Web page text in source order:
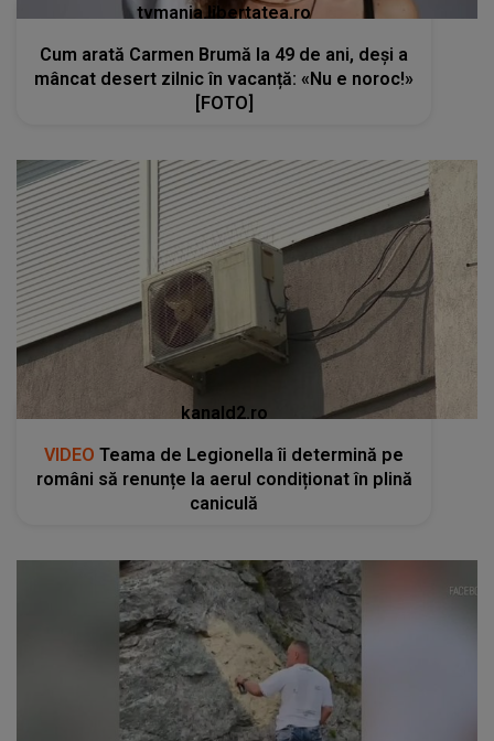
tvmania.libertatea.ro
Cum arată Carmen Brumă la 49 de ani, deși a
mâncat desert zilnic în vacanță: «Nu e noroc!»
[FOTO]
kanald2.ro
VIDEO Teama de Legionella îi determină pe
români să renunțe la aerul condiționat în plină
caniculă